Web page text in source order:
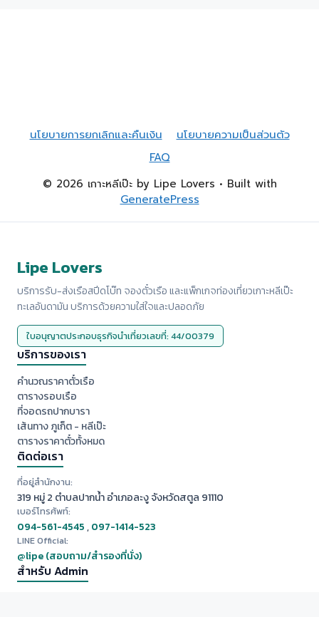
นโยบายการยกเลิกและคืนเงิน
นโยบายความเป็นส่วนตัว
FAQ
© 2026 เกาะหลีเป๊ะ by Lipe Lovers • Built with
GeneratePress
Lipe Lovers
บริการรับ-ส่งเรือสปีดโบ๊ท จองตั๋วเรือ และแพ็กเกจท่องเที่ยวเกาะหลีเป๊ะ
ทะเลอันดามัน บริการด้วยความใส่ใจและปลอดภัย
ใบอนุญาตประกอบธุรกิจนำเที่ยวเลขที่: 44/00379
บริการของเรา
คำนวณราคาตั๋วเรือ
ตารางรอบเรือ
ที่จอดรถปากบารา
เส้นทาง ภูเก็ต - หลีเป๊ะ
ตารางราคาตั๋วทั้งหมด
ติดต่อเรา
ที่อยู่สำนักงาน:
319 หมู่ 2 ตำบลปากน้ำ อำเภอละงู จังหวัดสตูล 91110
เบอร์โทรศัพท์:
094-561-4545,097-1414-523
LINE Official:
@lipe (สอบถาม/สำรองที่นั่ง)
สำหรับ Admin